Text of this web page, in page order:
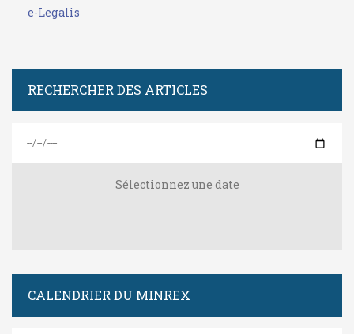
e-Legalis
RECHERCHER DES ARTICLES
Sélectionnez une date
CALENDRIER DU MINREX